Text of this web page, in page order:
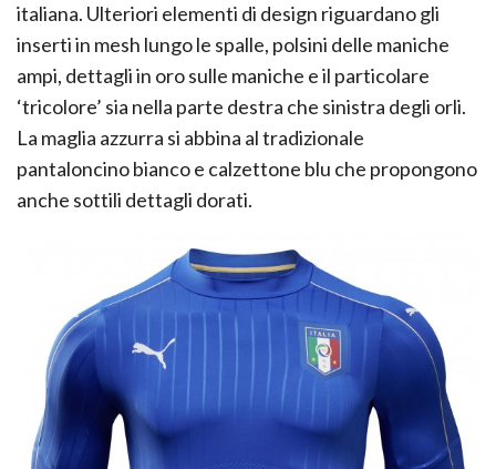
italiana. Ulteriori elementi di design riguardano gli
inserti in mesh lungo le spalle, polsini delle maniche
ampi, dettagli in oro sulle maniche e il particolare
‘tricolore’ sia nella parte destra che sinistra degli orli.
La maglia azzurra si abbina al tradizionale
pantaloncino bianco e calzettone blu che propongono
anche sottili dettagli dorati.